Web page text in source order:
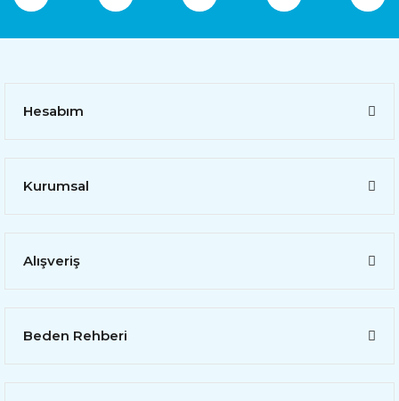
Hesabım
Kurumsal
Alışveriş
Beden Rehberi